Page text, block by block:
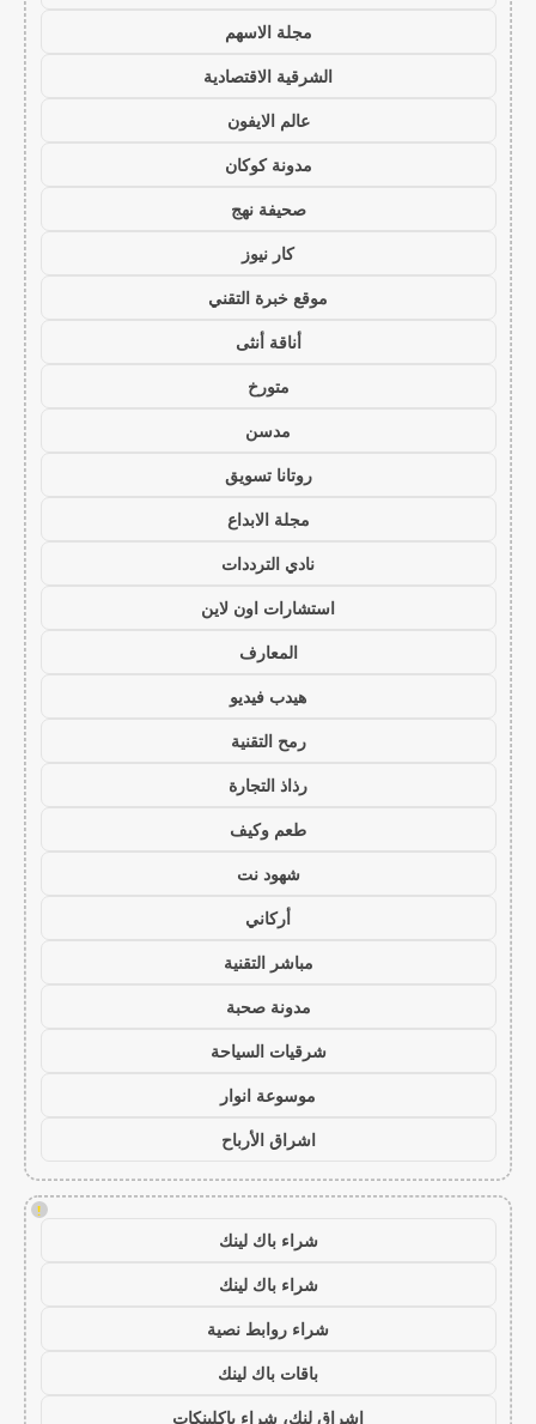
مجلة الاسهم
الشرقية الاقتصادية
عالم الايفون
مدونة كوكان
صحيفة نهج
كار نيوز
موقع خبرة التقني
أناقة أنثى
متورخ
مدسن
روتانا تسويق
مجلة الابداع
نادي الترددات
استشارات اون لاين
المعارف
هيدب فيديو
رمح التقنية
رذاذ التجارة
طعم وكيف
شهود نت
أركاني
مباشر التقنية
مدونة صحبة
شرقيات السياحة
موسوعة انوار
اشراق الأرباح
!
شراء باك لينك
شراء باك لينك
شراء روابط نصية
باقات باك لينك
اشراق لنك، شراء باكلينكات